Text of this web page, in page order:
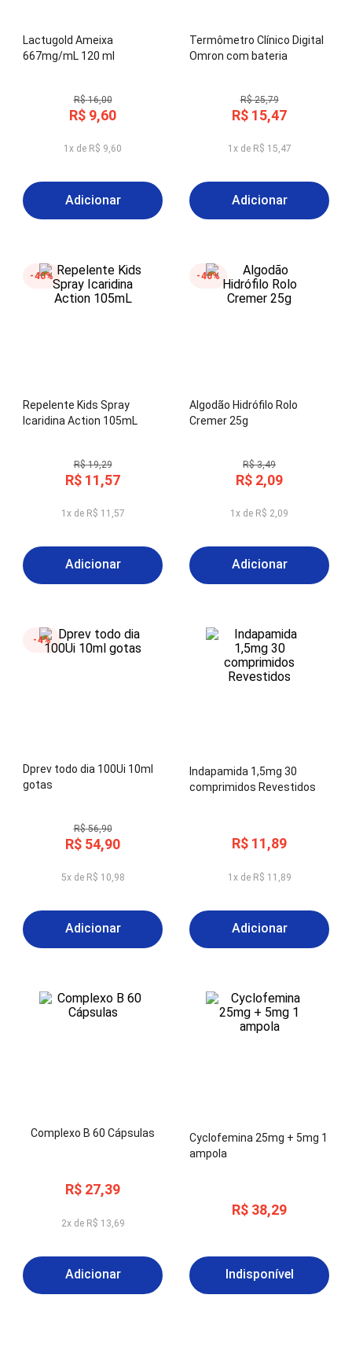
Lactugold Ameixa
667mg/mL 120 ml
R$ 16,00
R$ 9,60
1 x de R$ 9,60
Adicionar
Termômetro Clínico Digital
Omron com bateria
R$ 25,79
R$ 15,47
1 x de R$ 15,47
Adicionar
40%
Repelente Kids Spray
Icaridina Action 105mL
R$ 19,29
R$ 11,57
1 x de R$ 11 57
Adicionar
40%
Algodão Hidrófilo Rolo
Cremer 25g
R$ 3,49
R$ 2,09
1 x de R$ 2 09
Adicionar
4%
Dprev todo dia 100Ui 10ml
gotas
R$ 56,90
R$ 54,90
5x de R$ 10 98
Adicionar
Indapamida 1,5mg 30
comprimidos Revestidos
R$ 11,89
1 x de R$ 11 89
Adicionar
Complexo B 60 Cápsulas
R$ 27,39
2x de R$ 13 69
Adicionar
Cyclofemina 25mg + 5mg 1
ampola
R$ 38,29
Indisponível